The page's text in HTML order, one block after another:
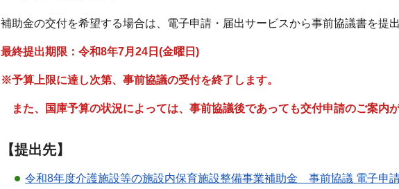
補助金の交付を希望する場合は、電子申請・届出サービスから事前協議書を提
最終提出期限：令和8年7月24日(金曜日)
※予算上限に達し次第、事前協議の受付を終了します。
また、国庫予算の状況によっては、事前協議後であっても交付申請のご案内
【提出先】
令和8年度介護施設等の施設内保育施設整備事業補助金 事前協議 電子申